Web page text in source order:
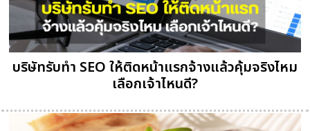
บริษัทรับทำ SEO ให้ติดหน้าแรกจ้างแล้วคุ้มจริงไหม
เลือกเจ้าไหนดี?